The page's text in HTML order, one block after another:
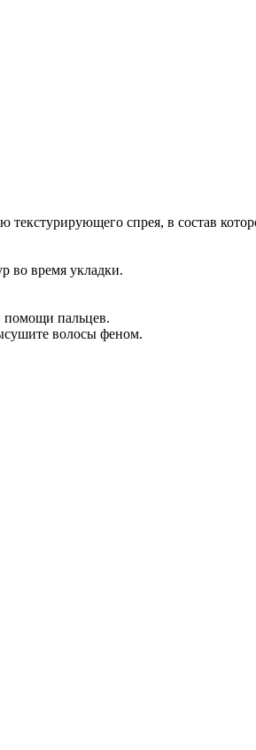
спрея, в состав
во время укладки.
помощи пальцев.
волосы феном.